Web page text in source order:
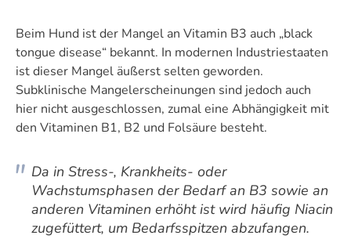
Beim Hund ist der Mangel an Vitamin B3 auch „black
tongue disease“ bekannt. In modernen Industriestaaten
ist dieser Mangel äußerst selten geworden.
Subklinische Mangelerscheinungen sind jedoch auch
hier nicht ausgeschlossen, zumal eine Abhängigkeit mit
den Vitaminen B1, B2 und Folsäure besteht.
Da in Stress-, Krankheits- oder
Wachstumsphasen der Bedarf an B3 sowie an
anderen Vitaminen erhöht ist wird häufig Niacin
zugefüttert, um Bedarfsspitzen abzufangen.